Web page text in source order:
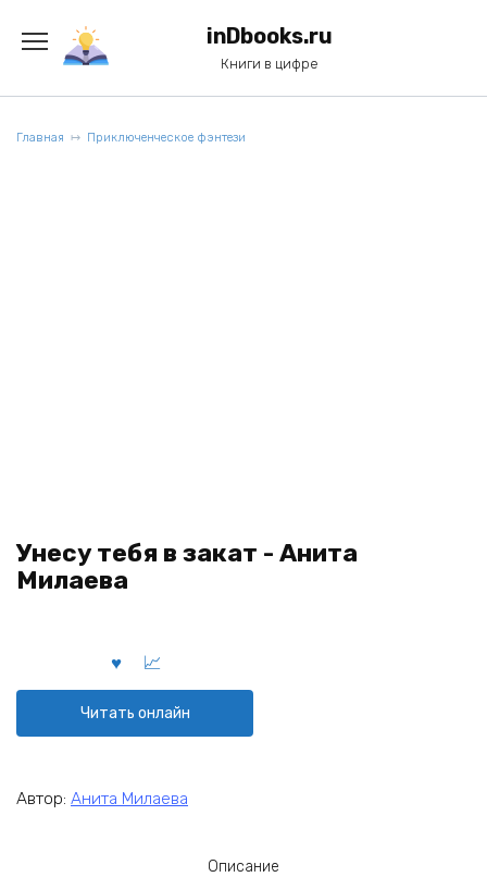
содержанию
inDbooks.ru
Книги в цифре
Главная Приключенческое фэнтези
Унесу тебя в закат - Анита
Милаева
Читать онлайн
Автор: Анита Милаева
Описание